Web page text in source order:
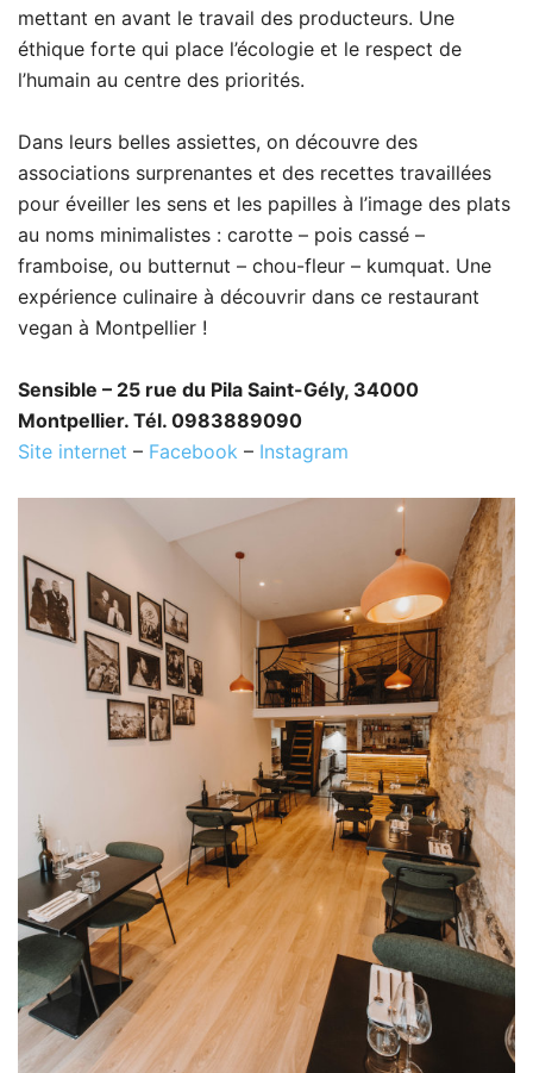
mettant en avant le travail des producteurs. Une
éthique forte qui place l’écologie et le respect de
l’humain au centre des priorités.
Dans leurs belles assiettes, on découvre des
associations surprenantes et des recettes travaillées
pour éveiller les sens et les papilles à l’image des plats
au noms minimalistes : carotte – pois cassé –
framboise, ou butternut – chou-fleur – kumquat. Une
expérience culinaire à découvrir dans ce restaurant
vegan à Montpellier !
Sensible – 25 rue du Pila Saint-Gély, 34000
Montpellier. Tél. 0983889090
Site internet – Facebook – Instagram